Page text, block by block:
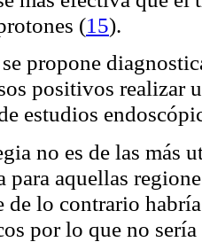
(15).
propone
positivos realizar
estudios
no es de las más
para aquellas
de lo contrario
por lo que no